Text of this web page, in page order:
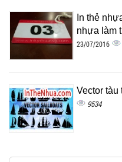
In thẻ
nhựa làm
23/07/2016
Vector tàu
9534